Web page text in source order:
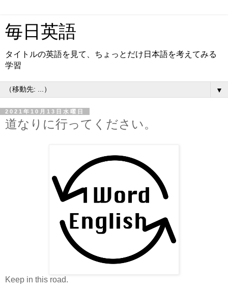
毎日英語
タイトルの英語を見て、ちょっとだけ日本語を考えてみる
学習
▼
2021年10月13日水曜日
道なりに行ってください。
Keep in this road.